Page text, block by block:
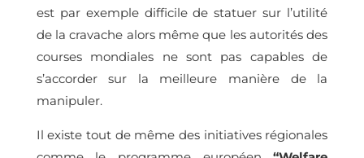
est par exemple difficile de statuer sur l’utilité
de la cravache alors même que les autorités des
courses mondiales ne sont pas capables de
s’accorder sur la meilleure manière de la
manipuler.
Il existe tout de même des initiatives régionales